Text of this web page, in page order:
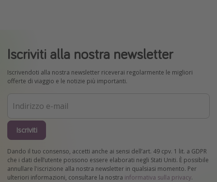
Iscriviti alla nostra newsletter
Iscrivendoti alla nostra newsletter riceverai regolarmente le migliori
offerte di viaggio e le notizie più importanti.
Iscriviti
Dando il tuo consenso, accetti anche ai sensi dell’art. 49 cpv. 1 lit. a GDPR
che i dati dell’utente possono essere elaborati negli Stati Uniti. È possibile
annullare l'iscrizione alla nostra newsletter in qualsiasi momento. Per
ulteriori informazioni, consultare la nostra informativa sulla privacy.